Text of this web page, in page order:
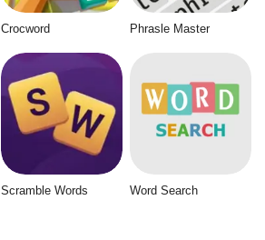
Crocword Phrasle Master
Scramble Words Word Search